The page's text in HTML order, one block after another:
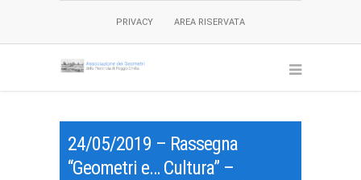
PRIVACY AREA RISERVATA
24/05/2019 – Rassegna
“Geometri e… Cultura” –